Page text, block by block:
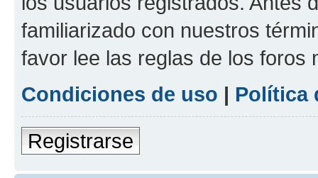
familiarizado con nuestros
favor lee las reglas de los foros
Condiciones de uso | Política
Registrarse